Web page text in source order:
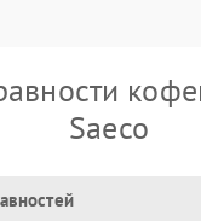
Saeco